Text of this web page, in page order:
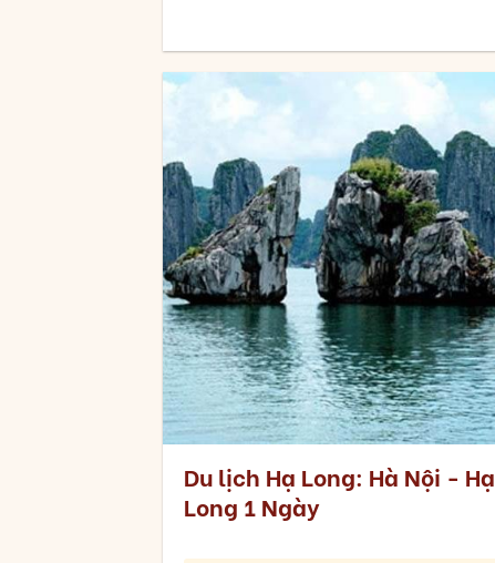
Du lịch Hạ Long: Hà Nội - Hạ
Long 1 Ngày